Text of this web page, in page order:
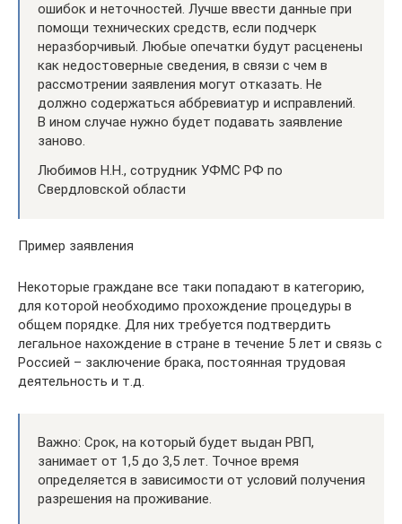
ошибок и неточностей. Лучше ввести данные при
помощи технических средств, если подчерк
неразборчивый. Любые опечатки будут расценены
как недостоверные сведения, в связи с чем в
рассмотрении заявления могут отказать. Не
должно содержаться аббревиатур и исправлений.
В ином случае нужно будет подавать заявление
заново.
Любимов Н.Н., сотрудник УФМС РФ по
Свердловской области
Пример заявления
Некоторые граждане все таки попадают в категорию,
для которой необходимо прохождение процедуры в
общем порядке. Для них требуется подтвердить
легальное нахождение в стране в течение 5 лет и связь с
Россией – заключение брака, постоянная трудовая
деятельность и т.д.
Важно: Срок, на который будет выдан РВП,
занимает от 1,5 до 3,5 лет. Точное время
определяется в зависимости от условий получения
разрешения на проживание.